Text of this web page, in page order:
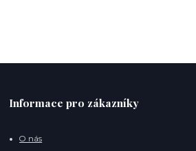
Informace pro zákazníky
O nás